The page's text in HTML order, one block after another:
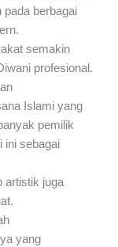
pada berbagai
semakin
profesional.
Islami yang
pemilik
ini sebagai
artistik juga
yang